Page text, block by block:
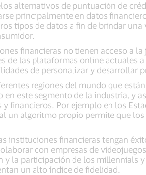
alternativos de puntuación de
principalmente en datos
tipos de datos a fin de brindar
financieras no tienen acceso a
de las plataformas online actuales
de personalizar y desarrollar
regiones del mundo que
este segmento de la industria, y
financieros. Por ejemplo en los
un algoritmo propio permite que
instituciones financieras tengan
con empresas de
y la participación de los millennials
un alto índice de fidelidad.